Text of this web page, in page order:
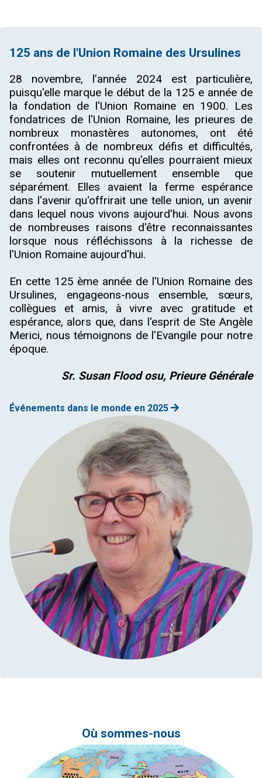
125 ans de l'Union Romaine des Ursulines
28 novembre, l’année 2024 est particulière,
puisqu'elle marque le début de la 125 e année de
la fondation de l'Union Romaine en 1900. Les
fondatrices de l'Union Romaine, les prieures de
nombreux monastères autonomes, ont été
confrontées à de nombreux défis et difficultés,
mais elles ont reconnu qu'elles pourraient mieux
se soutenir mutuellement ensemble que
séparément. Elles avaient la ferme espérance
dans l'avenir qu'offrirait une telle union, un avenir
dans lequel nous vivons aujourd'hui. Nous avons
de nombreuses raisons d'être reconnaissantes
lorsque nous réfléchissons à la richesse de
l'Union Romaine aujourd'hui.
En cette 125 ème année de l'Union Romaine des
Ursulines, engageons-nous ensemble, sœurs,
collègues et amis, à vivre avec gratitude et
espérance, alors que, dans l'esprit de Ste Angèle
Merici, nous témoignons de l'Evangile pour notre
époque.
Sr. Susan Flood osu, Prieure Générale
Événements dans le monde en 2025
Où sommes-nous